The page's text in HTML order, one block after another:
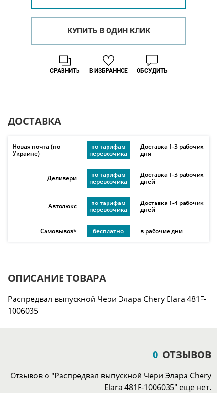
КУПИТЬ В ОДИН КЛИК
В ИЗБРАННОЕ
СРАВНИТЬ ОБСУДИТЬ
ДОСТАВКА
Новая почта (по
Украине)
по тарифам
перевозчика
Доставка 1-3 рабочих
дня
Деливери
по тарифам
перевозчика
Доставка 1-3 рабочих
дней
Автолюкс
по тарифам
перевозчика
Доставка 1-4 рабочих
дней
Самовывоз* бесплатно в рабочие дни
ОПИСАНИЕ ТОВАРА
Распредвал выпускной Чери Элара Chery Elara 481F-
1006035
0 ОТЗЫВОВ
Отзывов о "Распредвал выпускной Чери Элара Chery
Elara 481F-1006035" еще нет.